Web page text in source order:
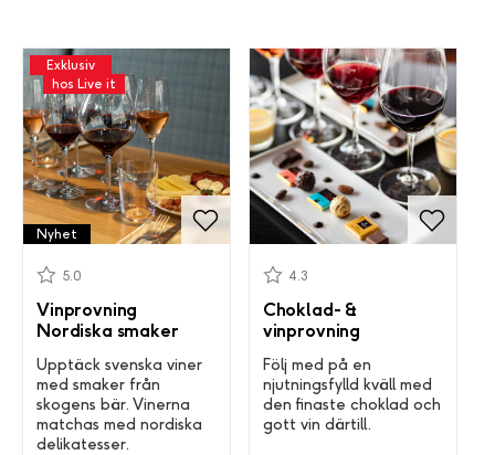
Nyhet
Exklusiv
hos Live it
Vinprovning
Nordiska smaker
5.0
Upptäck svenska viner
med smaker från
skogens bär. Vinerna
matchas med nordiska
delikatesser.
Choklad- &
vinprovning
4.3
Följ med på en
njutningsfylld kväll med
den finaste choklad och
gott vin därtill.